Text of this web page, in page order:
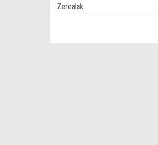
Zerealak